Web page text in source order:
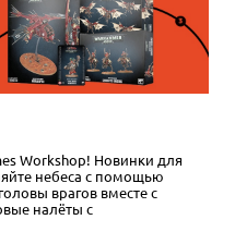
Workshop! Новинки для
небеса с помощью
врагов вместе с
налёты с